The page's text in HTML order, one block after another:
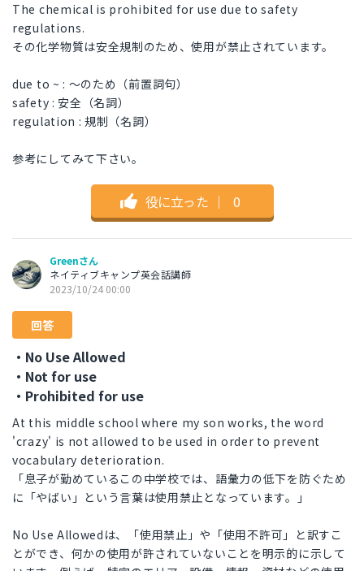
The chemical is prohibited for use due to safety
regulations.
その化学物質は安全規制のため、使用が禁止されています。
due to ~ : ～のため（前置詞句）
safety : 安全（名詞）
regulation : 規制（名詞）
参考にしてみて下さい。
役に立った ｜ 0
Greenさん
ネイティブキャンプ英会話講師
2023/10/24 00:00
回答
・No Use Allowed
・Not for use
・Prohibited for use
At this middle school where my son works, the word
'crazy' is not allowed to be used in order to prevent
vocabulary deterioration.
「息子が勤めているこの中学校では、語彙力の低下を防ぐため
に「やばい」という言葉は使用禁止となっています。」
No Use Allowedは、「使用禁止」や「使用不許可」と訳すこ
とができ、何かの使用が許されていないことを明示的に示して